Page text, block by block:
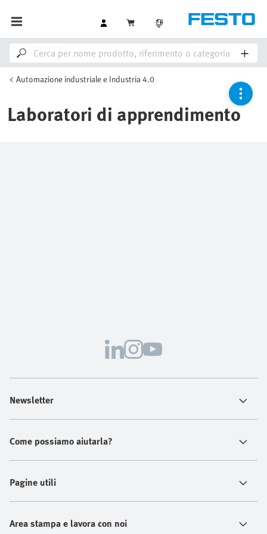
Automazione industriale e Industria 4.0
Laboratori di apprendimento
Newsletter
Come possiamo aiutarla?
Pagine utili
Area stampa e lavora con noi